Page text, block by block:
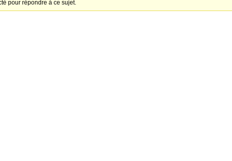
pour répondre à ce sujet.